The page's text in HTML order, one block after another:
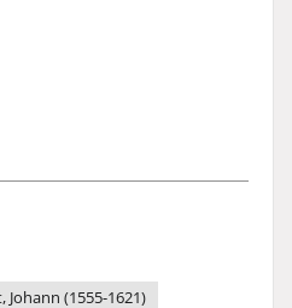
Johann (1555-1621)